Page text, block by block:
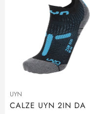
UYN
CALZE UYN 2IN DA